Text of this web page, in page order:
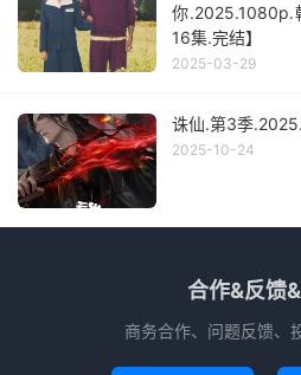
你.2025.1080p.
16集.完结】
2025-03-29
诛仙.第3季
2025-10-24
合作&反馈
商务合作、问题反馈、